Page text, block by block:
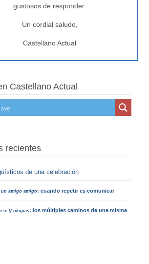
gustosos de responder.
Un cordial saludo,
Castellano Actual
Castellano Actual
recientes
de una celebración
amigo amigo: cuando repetir es comunicar
yokupas: los múltiples caminos de una misma